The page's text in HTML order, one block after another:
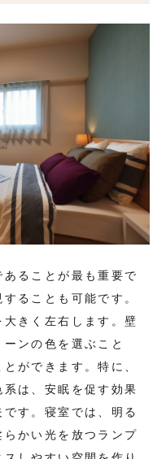
ることが最も重要で
ることも可能です。
きく左右します。壁
ンの色を選ぶこと
ができます。特に、
は、安眠を促す効果
す。寝室では、明る
かい光を放つランプ